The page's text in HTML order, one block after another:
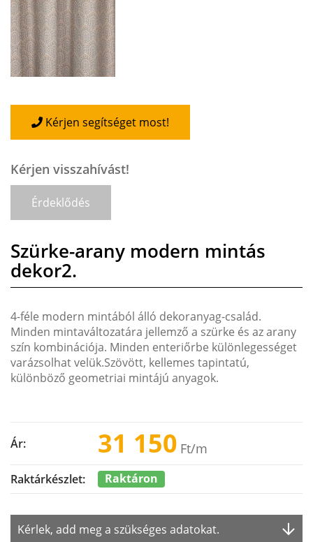
Kérjen segítséget most!
Kérjen visszahívást!
Érdeklődés
Szürke-arany modern mintás
dekor2.
4-féle modern mintából álló dekoranyag-család.
Minden mintaváltozatára jellemző a szürke és az arany
szín kombinációja. Minden enteriőrbe különlegességet
varázsolhat velük.Szövött, kellemes tapintatú,
különböző geometriai mintájú anyagok.
Ár: 31 150 Ft/m
Raktárkészlet: Raktáron
Kérlek, add meg a szükséges adatokat.